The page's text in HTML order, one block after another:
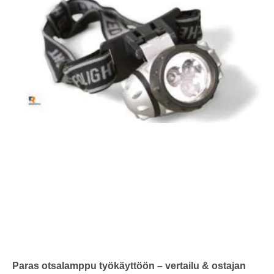
Paras otsalamppu työkäyttöön – vertailu & ostajan